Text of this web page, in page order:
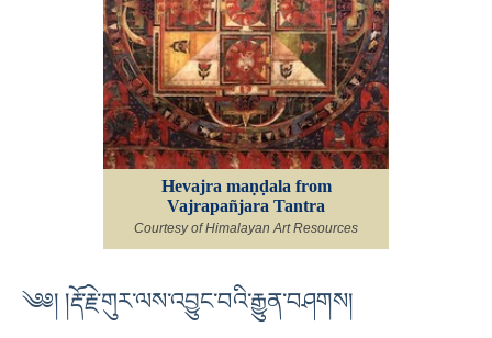
Hevajra maṇḍala from
Vajrapañjara Tantra
Courtesy of Himalayan Art Resources
༄༅། །རྡོ་རྗེ་གུར་ལས་འབྱུང་བའི་རྒྱུན་བཤགས།